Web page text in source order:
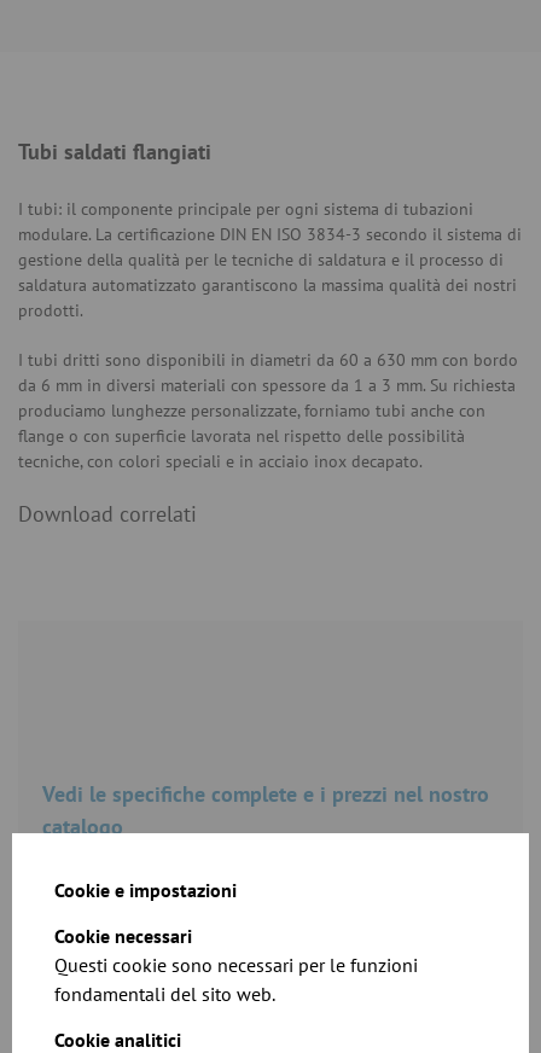
Cookie e impostazioni
Cookie necessari
Questi cookie sono necessari per le funzioni
fondamentali del sito web.
Cookie analitici
Tubi saldati flangiati
I tubi: il componente principale per ogni sistema di tubazioni
modulare. La certificazione DIN EN ISO 3834-3 secondo il sistema di
gestione della qualità per le tecniche di saldatura e il processo di
saldatura automatizzato garantiscono la massima qualità dei nostri
prodotti.
I tubi dritti sono disponibili in diametri da 60 a 630 mm con bordo
da 6 mm in diversi materiali con spessore da 1 a 3 mm. Su richiesta
produciamo lunghezze personalizzate, forniamo tubi anche con
flange o con superficie lavorata nel rispetto delle possibilità
tecniche, con colori speciali e in acciaio inox decapato.
Download correlati
Vedi le specifiche complete e i prezzi nel nostro
catalogo